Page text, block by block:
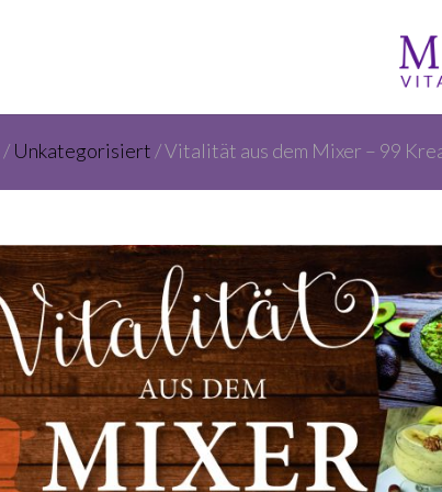
/ Unkategorisiert / Vitalität aus dem Mixer – 99